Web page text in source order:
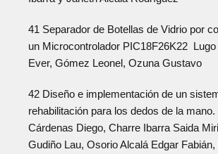
41 Separador de Botellas de Vidrio por
un Microcontrolador PIC18F26K22
Ever, Gómez Leonel, Ozuna Gustavo
42 Diseño e implementación de un
rehabilitación para los dedos de la
Cárdenas Diego, Charre Ibarra Saida
Gudiño Lau, Osorio Alcalá Edgar